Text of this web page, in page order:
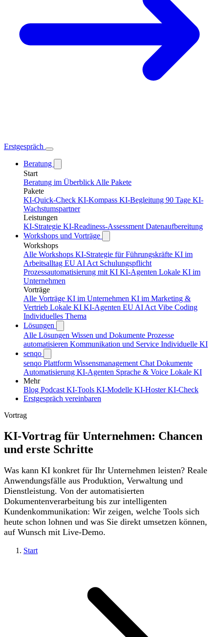
Erstgespräch
Beratung
Start
Beratung im Überblick Alle Pakete
Pakete
KI-Quick-Check KI-Kompass KI-Begleitung 90 Tage KI-
Wachstumspartner
Leistungen
KI-Strategie KI-Readiness-Assessment Datenaufbereitung
Workshops und Vorträge
Workshops
Alle Workshops KI-Strategie für Führungskräfte KI im
Arbeitsalltag EU AI Act Schulungspflicht
Prozessautomatisierung mit KI KI-Agenten Lokale KI im
Unternehmen
Vorträge
Alle Vorträge KI im Unternehmen KI im Marketing &
Vertrieb Lokale KI KI-Agenten EU AI Act Vibe Coding
Individuelles Thema
Lösungen
Alle Lösungen Wissen und Dokumente Prozesse
automatisieren Kommunikation und Service Individuelle KI
senqo
senqo Plattform Wissensmanagement Chat Dokumente
Automatisierung KI-Agenten Sprache & Voice Lokale KI
Mehr
Blog Podcast KI-Tools KI-Modelle KI-HosterKI-Check
Erstgespräch vereinbaren
Vortrag
KI-Vortrag für Unternehmen: Chancen
und erste Schritte
Was kann KI konkret für Ihr Unternehmen leisten? Reale
Anwendungsfälle aus Produktion, Verwaltung und
Dienstleistung. Von der automatisierten
Dokumentenverarbeitung bis zur intelligenten
Kundenkommunikation: Wir zeigen, welche Tools sich
heute schon lohnen und was Sie direkt umsetzen können,
auf Wunsch mit Live-Demo.
Start